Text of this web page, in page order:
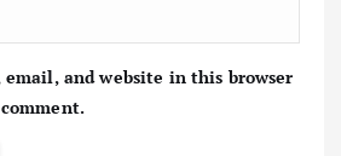
email, and website in this browser